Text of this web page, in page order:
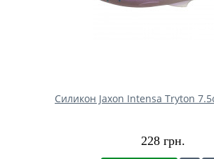
Силикон Jaxon Intensa Tryton
228 грн.